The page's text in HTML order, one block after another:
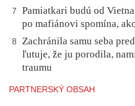
7
Pamiatkari budú od
po mafiánovi spomína,
8
Zachránila samu seba
ľutuje, že ju porodila,
traumu
PARTNERSKÝ OBSAH